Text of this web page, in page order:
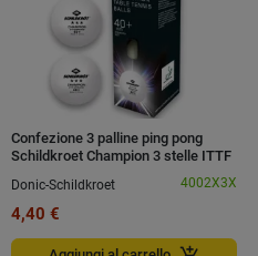
Confezione 3 palline ping pong
Schildkroet Champion 3 stelle ITTF
Donic-Schildkroet
4002X3X
4,40 €